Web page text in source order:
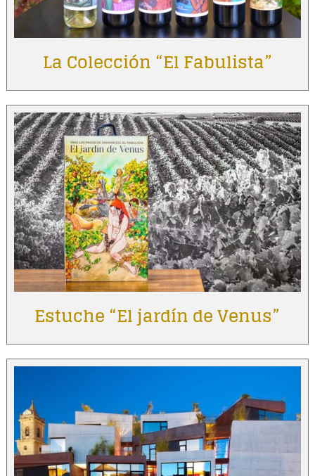
La Colección “El Fabulista”
Estuche “El jardín de Venus”